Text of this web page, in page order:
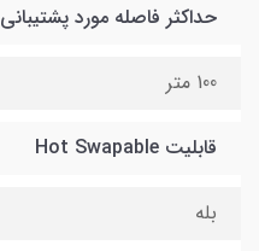
حداکثر فاصله مورد پشتیبانی
100 متر
قابلیت Hot Swapable
بله